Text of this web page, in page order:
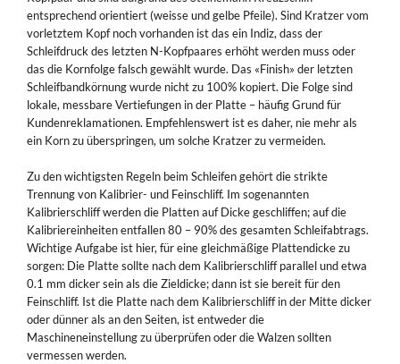
entsprechend orientiert (weisse und gelbe Pfeile). Sind Kratzer vom
vorletztem Kopf noch vorhanden ist das ein Indiz, dass der
Schleifdruck des letzten N-Kopfpaares erhöht werden muss oder
das die Kornfolge falsch gewählt wurde. Das «Finish» der letzten
Schleifbandkörnung wurde nicht zu 100% kopiert. Die Folge sind
lokale, messbare Vertiefungen in der Platte – häufig Grund für
Kundenreklamationen. Empfehlenswert ist es daher, nie mehr als
ein Korn zu überspringen, um solche Kratzer zu vermeiden.
Zu den wichtigsten Regeln beim Schleifen gehört die strikte
Trennung von Kalibrier- und Feinschliff. Im sogenannten
Kalibrierschliff werden die Platten auf Dicke geschliffen; auf die
Kalibriereinheiten entfallen 80 – 90% des gesamten Schleifabtrags.
Wichtige Aufgabe ist hier, für eine gleichmäßige Plattendicke zu
sorgen: Die Platte sollte nach dem Kalibrierschliff parallel und etwa
0.1 mm dicker sein als die Zieldicke; dann ist sie bereit für den
Feinschliff. Ist die Platte nach dem Kalibrierschliff in der Mitte dicker
oder dünner als an den Seiten, ist entweder die
Maschineneinstellung zu überprüfen oder die Walzen sollten
vermessen werden.